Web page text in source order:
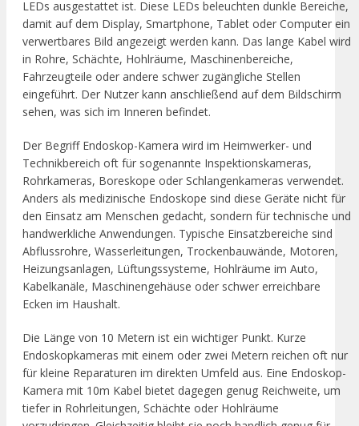
LEDs ausgestattet ist. Diese LEDs beleuchten dunkle Bereiche,
damit auf dem Display, Smartphone, Tablet oder Computer ein
verwertbares Bild angezeigt werden kann. Das lange Kabel wird
in Rohre, Schächte, Hohlräume, Maschinenbereiche,
Fahrzeugteile oder andere schwer zugängliche Stellen
eingeführt. Der Nutzer kann anschließend auf dem Bildschirm
sehen, was sich im Inneren befindet.
Der Begriff Endoskop-Kamera wird im Heimwerker- und
Technikbereich oft für sogenannte Inspektionskameras,
Rohrkameras, Boreskope oder Schlangenkameras verwendet.
Anders als medizinische Endoskope sind diese Geräte nicht für
den Einsatz am Menschen gedacht, sondern für technische und
handwerkliche Anwendungen. Typische Einsatzbereiche sind
Abflussrohre, Wasserleitungen, Trockenbauwände, Motoren,
Heizungsanlagen, Lüftungssysteme, Hohlräume im Auto,
Kabelkanäle, Maschinengehäuse oder schwer erreichbare
Ecken im Haushalt.
Die Länge von 10 Metern ist ein wichtiger Punkt. Kurze
Endoskopkameras mit einem oder zwei Metern reichen oft nur
für kleine Reparaturen im direkten Umfeld aus. Eine Endoskop-
Kamera mit 10m Kabel bietet dagegen genug Reichweite, um
tiefer in Rohrleitungen, Schächte oder Hohlräume